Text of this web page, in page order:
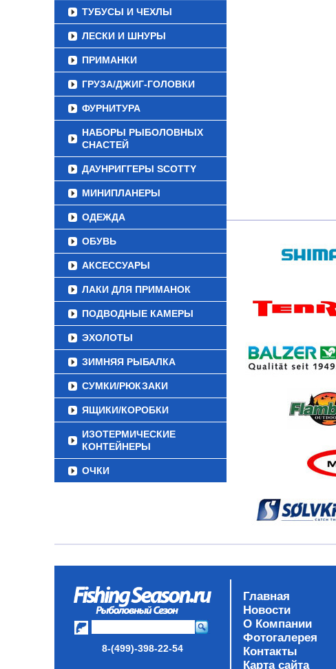
ТУБУСЫ И ЧЕХЛЫ
ЛЕСКИ И ШНУРЫ
ПРИМАНКИ
ГРУЗА/ДЖИГ-ГОЛОВКИ
ФУРНИТУРА
НАБОРЫ РЫБОЛОВНЫХ
СНАСТЕЙ
ДАУНРИГГЕРЫ SCOTTY
МИНИПЛАНЕРЫ
ОДЕЖДА
ОБУВЬ
АКСЕССУАРЫ
ЛАКИ ДЛЯ ПРИМАНОК
ПОДВОДНЫЕ КАМЕРЫ
ЭХОЛОТЫ
ЗИМНЯЯ РЫБАЛКА
СУМКИ/РЮКЗАКИ
ЯЩИКИ/КОРОБКИ
ИЗОТЕРМИЧЕСКИЕ
КОНТЕЙНЕРЫ
ОЧКИ
8-(499)-398-22-54
Главная
Новости
О Компании
Фотогалерея
Контакты
Карта сайта